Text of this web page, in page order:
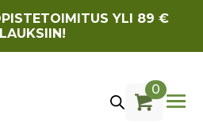
YLI 89 €
0